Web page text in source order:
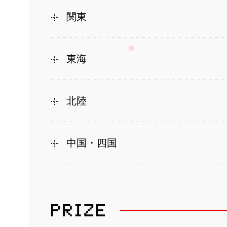
関東
東海
北陸
中国・四国